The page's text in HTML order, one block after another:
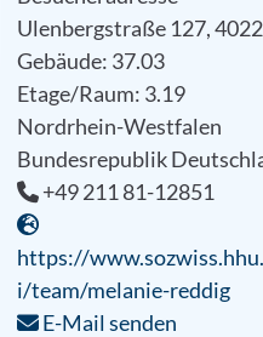
Ulenbergstraße 127,
Gebäude: 37.03
Etage/Raum: 3.19
Nordrhein-Westfalen
Bundesrepublik
+49 211 81-12851
https://
i/team/melanie-reddig
E-Mail senden